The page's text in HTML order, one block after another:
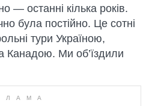
— останні кілька років.
була постійно. Це сотні
тури Україною,
Ми об’їздили